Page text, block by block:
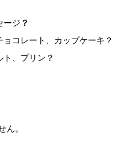
ージ ？
コレート、カップケーキ？
、プリン？
ん。